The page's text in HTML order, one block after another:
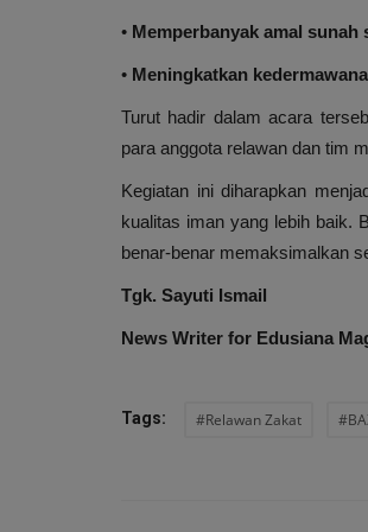
• Memperbanyak amal sunah
• Meningkatkan
Turut hadir dalam acara
para anggota relawan dan tim
Kegiatan ini diharapkan
kualitas iman yang lebih baik.
benar-benar memaksimalkan
Tgk. Sayuti Ismail
News Writer for Edusiana
Tags: #Relawan Zakat
TGK. Sayuti Is, S.Sos.,